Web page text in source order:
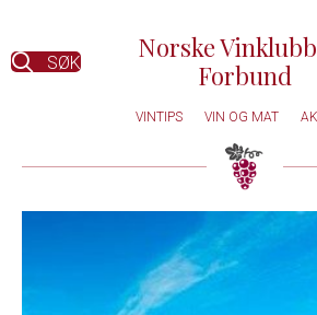
SØK
Norske
Forbund
VINTIPS VIN OG MAT